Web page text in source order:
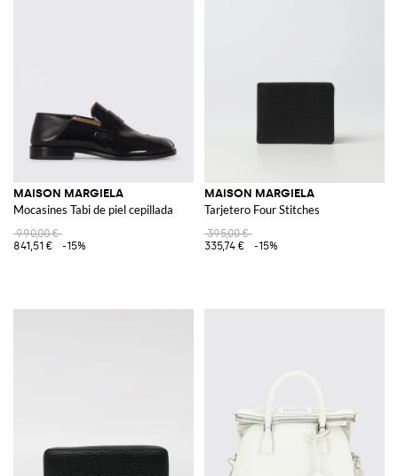
MAISON MARGIELA
Mocasines Tabi de piel cepillada
990,00 €
841,51 €
-15%
MAISON MARGIELA
Tarjetero Four Stitches
395,00 €
335,74 €
-15%